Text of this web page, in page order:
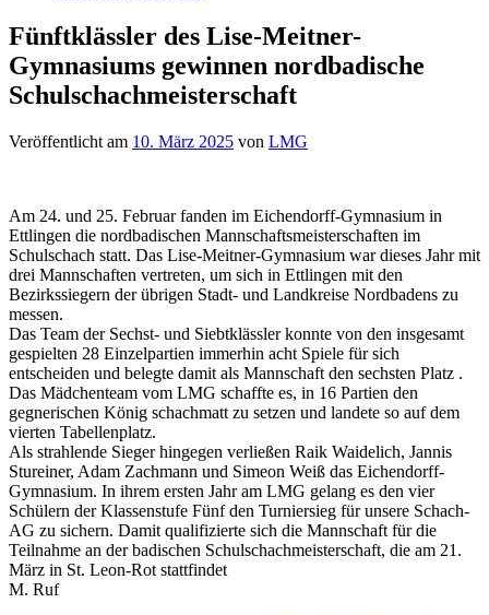
Fünftklässler des Lise-Meitner-
Gymnasiums gewinnen nordbadische
Schulschachmeisterschaft
Veröffentlicht am 10. März 2025 von LMG
Am 24. und 25. Februar fanden im Eichendorff-Gymnasium in
Ettlingen die nordbadischen Mannschaftsmeisterschaften im
Schulschach statt. Das Lise-Meitner-Gymnasium war dieses Jahr mit
drei Mannschaften vertreten, um sich in Ettlingen mit den
Bezirkssiegern der übrigen Stadt- und Landkreise Nordbadens zu
messen.
Das Team der Sechst- und Siebtklässler konnte von den insgesamt
gespielten 28 Einzelpartien immerhin acht Spiele für sich
entscheiden und belegte damit als Mannschaft den sechsten Platz .
Das Mädchenteam vom LMG schaffte es, in 16 Partien den
gegnerischen König schachmatt zu setzen und landete so auf dem
vierten Tabellenplatz.
Als strahlende Sieger hingegen verließen Raik Waidelich, Jannis
Stureiner, Adam Zachmann und Simeon Weiß das Eichendorff-
Gymnasium. In ihrem ersten Jahr am LMG gelang es den vier
Schülern der Klassenstufe Fünf den Turniersieg für unsere Schach-
AG zu sichern. Damit qualifizierte sich die Mannschaft für die
Teilnahme an der badischen Schulschachmeisterschaft, die am 21.
März in St. Leon-Rot stattfindet
M. Ruf